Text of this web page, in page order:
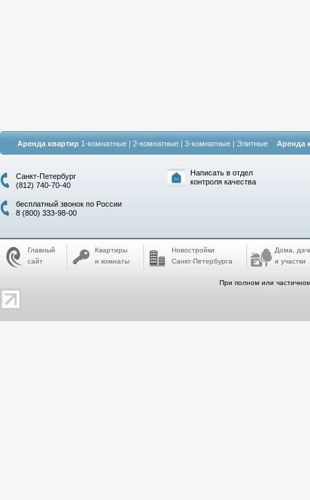
Аренда квартир 1-комнатные | 2-комнатные | 3-комнатные | Элитные Аренда
Санкт-Петербург
(812) 740-70-40
бесплатный звонок по России
8 (800) 333-98-00
Написать в отдел
контроля качества
Главный
сайт
Квартиры
и комнаты
Новостройки
Санкт-Петербурга
Дома,
и участки
При полном или